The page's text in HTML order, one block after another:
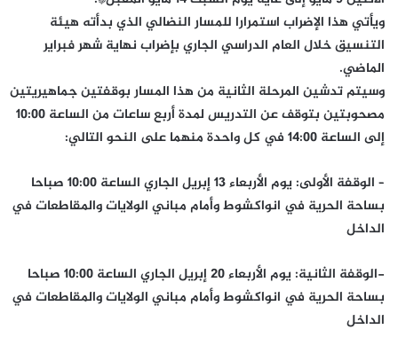
ويأتي هذا الإضراب استمرارا للمسار النضالي الذي بدأته هيئة
التنسيق خلال العام الدراسي الجاري بإضراب نهاية شهر فبراير
الماضي.
وسيتم تدشين المرحلة الثانية من هذا المسار بوقفتين جماهيريتين
مصحوبتين بتوقف عن التدريس لمدة أربع ساعات من الساعة 10:00
إلى الساعة 14:00 في كل واحدة منهما على النحو التالي:
– الوقفة الأولى: يوم الأربعاء 13 إبريل الجاري الساعة 10:00 صباحا
بساحة الحرية في انواكشوط وأمام مباني الولايات والمقاطعات في
الداخل
-الوقفة الثانية: يوم الأربعاء 20 إبريل الجاري الساعة 10:00 صباحا
بساحة الحرية في انواكشوط وأمام مباني الولايات والمقاطعات في
الداخل